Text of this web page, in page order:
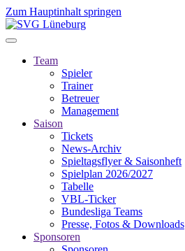
Zum Hauptinhalt springen
Team
Spieler
Trainer
Betreuer
Management
Saison
Tickets
News-Archiv
Spieltagsflyer & Saisonheft
Spielplan 2026/2027
Tabelle
VBL-Ticker
Bundesliga Teams
Presse, Fotos & Downloads
Sponsoren